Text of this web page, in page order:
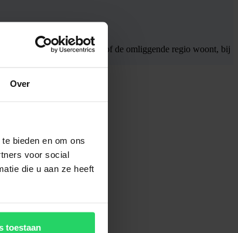
Over
bieden en om ons
voor social
die u aan ze heeft
toestaan
Of je nu in Huissen of de omliggende regio woont, bij